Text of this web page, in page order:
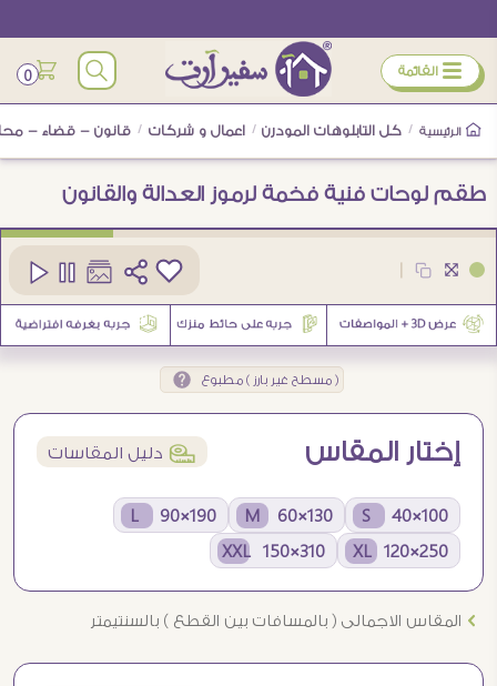
ÿ القائمة 0
الرئيسية / كل التابلوهات المودرن / اعمال و شركات / قانون - قضاء -
طقم لوحات فنية فخمة لرموز العدالة والقانون
كود
( مسطح غير بارز ) مطبوع
إختار المقاس í دليل المقاسات
100×40 S
130×60 M
190×90 L
250×120 XL
310×150 XXL
Ö المقاس الاجمالى ( بالمسافات بين القطع ) بالسنتيمتر